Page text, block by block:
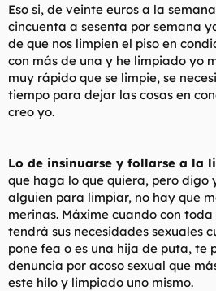
Eso si, de veinte euros a la
cincuenta a sesenta por semana
de que nos limpien el piso en
con más de una y he limpiado yo
muy rápido que se limpie, se
tiempo para dejar las cosas en
creo yo.
Lo de insinuarse y follarse a la
que haga lo que quiera, pero digo
alguien para limpiar, no hay que
merinas. Máxime cuando con
tendrá sus necesidades sexuales
pone fea o es una hija de puta, te
denuncia por acoso sexual que
este hilo y limpiado uno mismo.